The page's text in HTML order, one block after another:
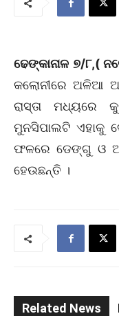
ଢେଙ୍କାନାଳ ୭/୮,(
କଲୋନୀରେ ଅଳିଆ
ରାସ୍ତା ମଧ୍ୟରେ
ମୁନସିପାଲଟି ଏହାକୁ
ଫଳରେ ଡେଙ୍ଗୁ ଓ
ହେଉଛନ୍ତି ।
Related News